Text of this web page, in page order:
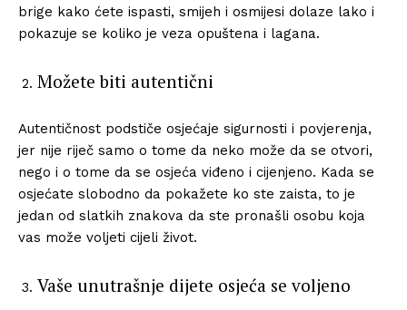
brige kako ćete ispasti, smijeh i osmijesi dolaze lako i
pokazuje se koliko je veza opuštena i lagana.
Možete biti autentični
Autentičnost podstiče osjećaje sigurnosti i povjerenja,
jer nije riječ samo o tome da neko može da se otvori,
nego i o tome da se osjeća viđeno i cijenjeno. Kada se
osjećate slobodno da pokažete ko ste zaista, to je
jedan od slatkih znakova da ste pronašli osobu koja
vas može voljeti cijeli život.
Vaše unutrašnje dijete osjeća se voljeno